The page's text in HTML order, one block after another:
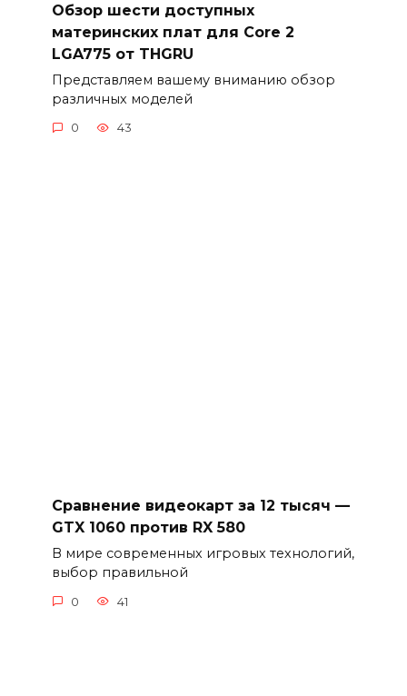
Обзор шести доступных
материнских плат для Core 2
LGA775 от THGRU
Представляем вашему вниманию обзор
различных моделей
0 43
Сравнение видеокарт за 12 тысяч —
GTX 1060 против RX 580
В мире современных игровых технологий,
выбор правильной
0 41